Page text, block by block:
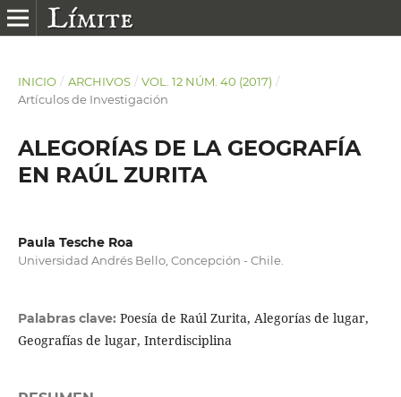
INICIO / ARCHIVOS / VOL. 12 NÚM. 40 (2017) /
Artículos de Investigación
ALEGORÍAS DE LA GEOGRAFÍA
EN RAÚL ZURITA
Paula Tesche Roa
Universidad Andrés Bello, Concepción - Chile.
Palabras clave: Poesía de Raúl Zurita, Alegorías de lugar,
Geografías de lugar, Interdisciplina